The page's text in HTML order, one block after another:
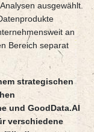
ausgewählt.
an
Bereich separat
strategischen
und GoodData.AI
verschiedene